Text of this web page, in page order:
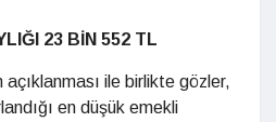
23 BİN 552 TL
açıklanması ile birlikte gözler,
en düşük emekli